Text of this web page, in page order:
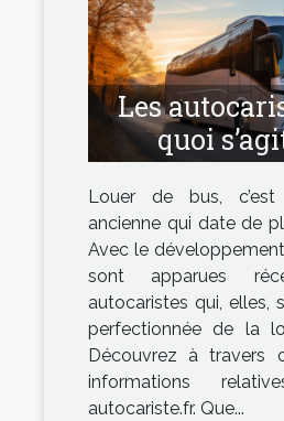
Les
quoi
Louer de bus,
ancienne qui date de
Avec le
sont apparues
autocaristes qui, elles,
perfectionnée de la
Découvrez à travers
informations
autocariste.fr. Que...